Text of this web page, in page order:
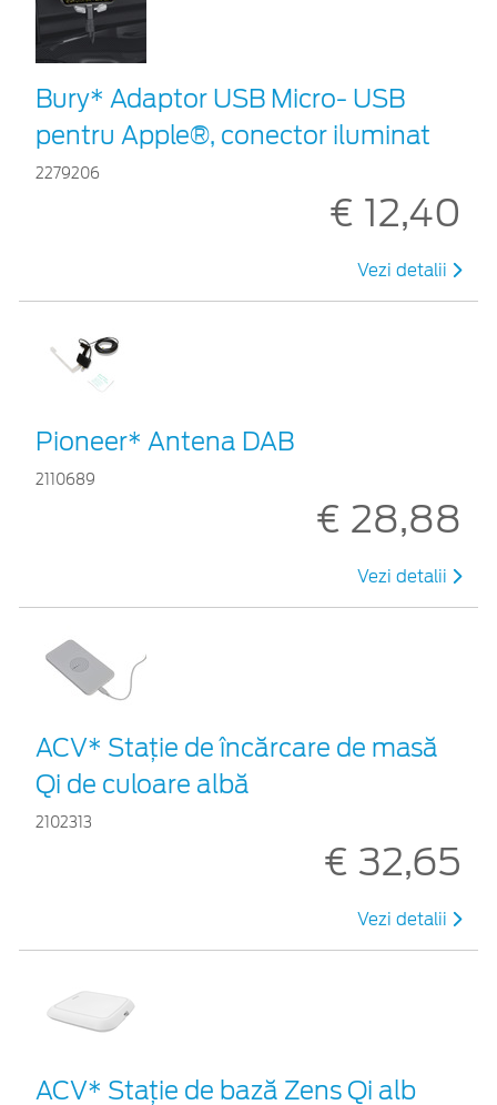
Bury* Adaptor USB Micro- USB
pentru Apple®, conector iluminat
2279206
€ 12,40
Vezi detalii
Pioneer* Antena DAB
2110689
€ 28,88
Vezi detalii
ACV* Stație de încărcare de masă
Qi de culoare albă
2102313
€ 32,65
Vezi detalii
ACV* Stație de bază Zens Qi alb